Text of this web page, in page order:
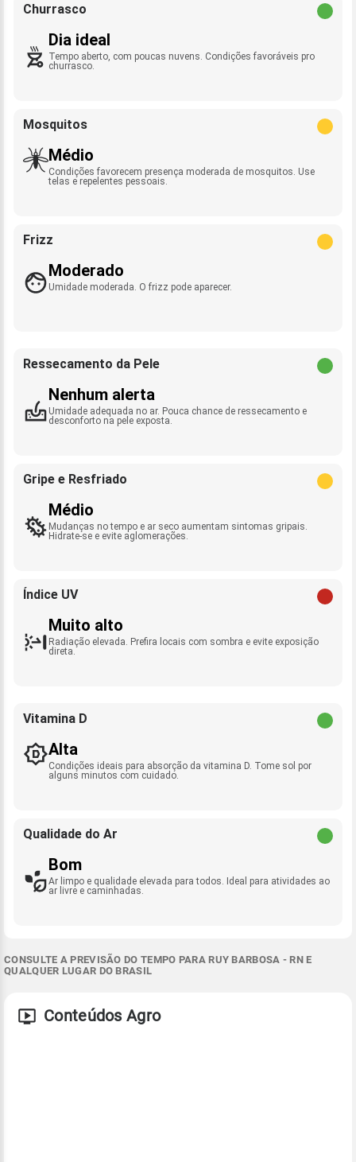
Churrasco
Dia ideal
Tempo aberto, com poucas nuvens. Condições favoráveis pro
churrasco.
Mosquitos
Médio
Condições favorecem presença moderada de mosquitos. Use
telas e repelentes pessoais.
Frizz
Moderado
Umidade moderada. O frizz pode aparecer.
Ressecamento da Pele
Nenhum alerta
Umidade adequada no ar. Pouca chance de ressecamento e
desconforto na pele exposta.
Gripe e Resfriado
Médio
Mudanças no tempo e ar seco aumentam sintomas gripais.
Hidrate-se e evite aglomerações.
Índice UV
Muito alto
Radiação elevada. Prefira locais com sombra e evite exposição
direta.
Vitamina D
Alta
Condições ideais para absorção da vitamina D. Tome sol por
alguns minutos com cuidado.
Qualidade do Ar
Bom
Ar limpo e qualidade elevada para todos. Ideal para atividades ao
ar livre e caminhadas.
CONSULTE A PREVISÃO DO TEMPO PARA RUY BARBOSA - RN E
QUALQUER LUGAR DO BRASIL
Conteúdos Agro